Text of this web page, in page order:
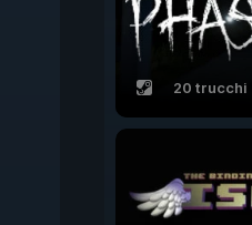
20 trucchi